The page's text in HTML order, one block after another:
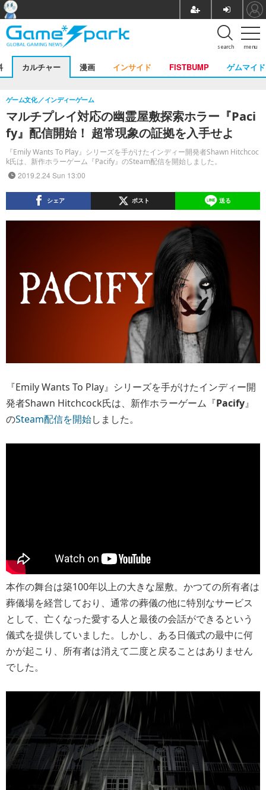
menu
search
カルチャー 漫画 インサイド FISTBUMP ゲムマイド
マルチプレイ対応の幽霊屋敷探索ホラー『Paci
fy』配信開始！ 超常現象の証拠を入手せよ
『Emily Wants To Play』シリーズを手がけたインディー開発者Shawn Hitchcoc
k氏は、新作ホラーゲーム『Pacify』のSteam配信を開始しました。
ゲーム文化 インディーゲーム
2019.2.24 Sun 13:00
シェア ポスト 送る
『Emily Wants To Play』シリーズを手がけたインディー開
発者Shawn Hitchcock氏は、新作ホラーゲーム『Pacify』
のSteam配信を開始しました。
本作の舞台は築100年以上の大きな屋敷。かつての所有者は
葬儀場を経営しており、通常の葬儀の他に特別なサービス
として、亡くなった愛する人と最後の会話ができるという
儀式を提供していました。しかし、ある日儀式の最中に何
かが起こり、所有者は消えて二度と戻ることはありません
でした。